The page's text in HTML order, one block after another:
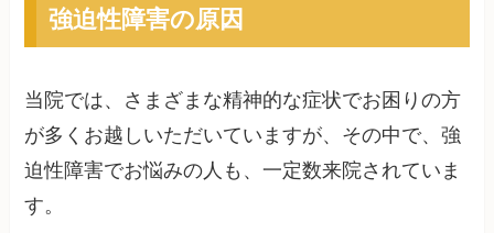
強迫性障害の原因
当院では、さまざまな精神的な症状でお困りの方
が多くお越しいただいていますが、その中で、強
迫性障害でお悩みの人も、一定数来院されていま
す。